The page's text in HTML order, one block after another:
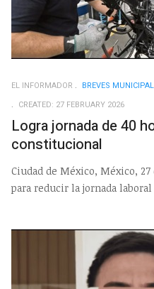
EL INFORMADOR
BREVES
CREATED: 27 FEBRUARY 2026
Logra jornada de 40
constitucional
Ciudad de México, México,
para reducir la jornada